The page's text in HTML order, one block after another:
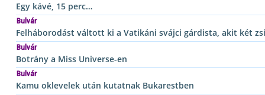
Egy kávé, 15 perc…
Bulvár
Felháborodást váltott ki a Vatikáni svájci gárdista, akit két
Bulvár
Botrány a Miss Universe-en
Bulvár
Kamu oklevelek után kutatnak Bukarestben